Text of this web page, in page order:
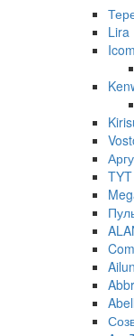
Lira
Icom
TYT
Abell